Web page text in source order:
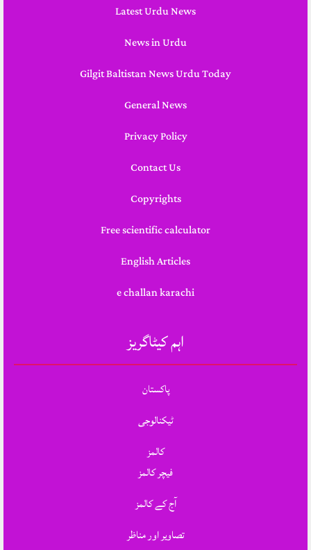
Latest Urdu News
News in Urdu
Gilgit Baltistan News Urdu Today
General News
Privacy Policy
Contact Us
Copyrights
Free scientific calculator
English Articles
e challan karachi
اہم کیٹاگریز
پاکستان
ٹیکنالوجی
کالمز
فیچر کالمز
آج کے کالمز
تصاویر اور مناظر